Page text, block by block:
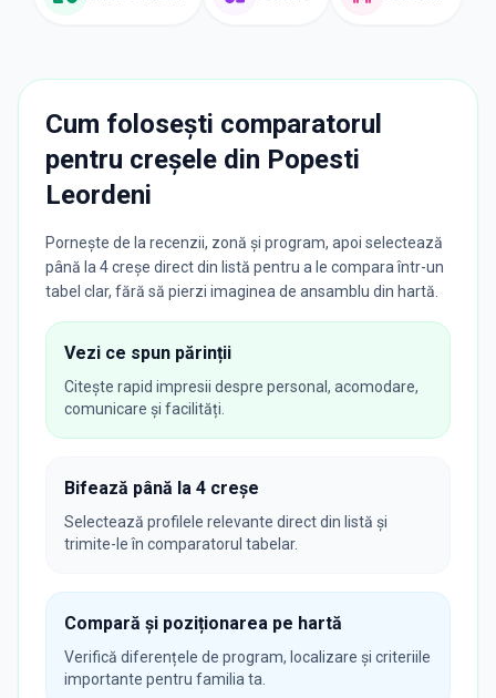
Cum folosești comparatorul
pentru creșele din Popesti
Leordeni
Pornește de la recenzii, zonă și program, apoi selectează
până la 4 creșe direct din listă pentru a le compara într-un
tabel clar, fără să pierzi imaginea de ansamblu din hartă.
Vezi ce spun părinții
Citește rapid impresii despre personal, acomodare,
comunicare și facilități.
Bifează până la 4 creșe
Selectează profilele relevante direct din listă și
trimite-le în comparatorul tabelar.
Compară și poziționarea pe hartă
Verifică diferențele de program, localizare și criteriile
importante pentru familia ta.